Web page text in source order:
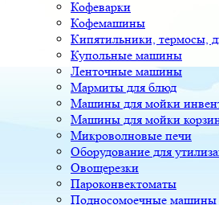
Кофеварки
Кофемашины
Кипятильники, термосы,
Купольные машины
Ленточные машины
Мармиты для блюд
Машины для мойки
Машины для мойки
Микроволновые печи
Оборудование для
Овощерезки
Пароконвектоматы
Подносомоечные машины